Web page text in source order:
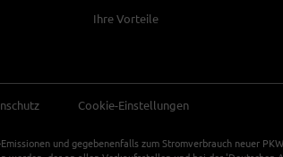
Ihre Vorteile
Cookie-Einstellungen
Emissionen und gegebenenfalls zum Stromverbrauch neuer